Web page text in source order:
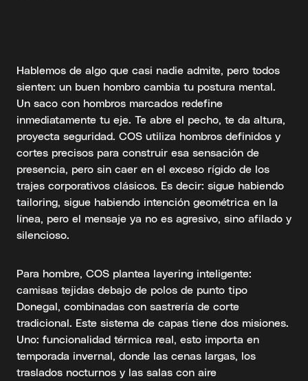
Hablemos de algo que casi nadie admite, pero todos
sienten: un buen hombro cambia tu postura mental.
Un saco con hombros marcados redefine
inmediatamente tu eje. Te abre el pecho, te da altura,
proyecta seguridad. COS utiliza hombros definidos y
cortes precisos para construir esa sensación de
presencia, pero sin caer en el exceso rígido de los
trajes corporativos clásicos. Es decir: sigue habiendo
tailoring, sigue habiendo intención geométrica en la
línea, pero el mensaje ya no es agresivo, sino afilado y
silencioso.
Para hombre, COS plantea layering inteligente:
camisas tejidas debajo de polos de punto tipo
Donegal, combinadas con sastrería de corte
tradicional. Este sistema de capas tiene dos misiones.
Uno: funcionalidad térmica real, esto importa en
temporada invernal, donde las cenas largas, los
traslados nocturnos y las salas con aire